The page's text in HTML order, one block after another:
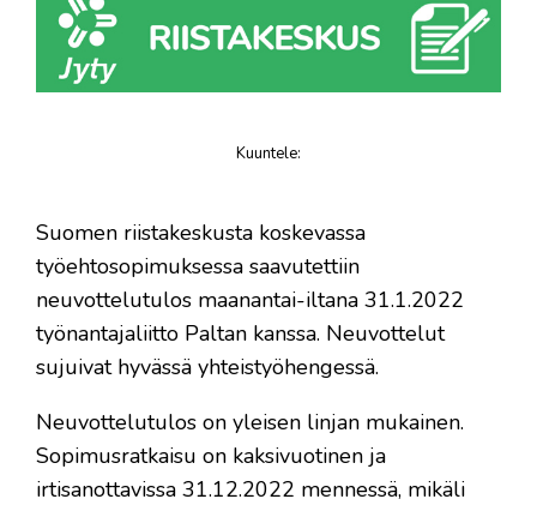
Kuuntele:
​Suomen riistakeskusta koskevassa
työehtosopimuksessa saavutettiin
neuvottelutulos maanantai-iltana 31.1.2022
työnantajaliitto Paltan kanssa. Neuvottelut
sujuivat hyvässä yhteistyöhengessä.
Neuvottelutulos on yleisen linjan mukainen.
Sopimusratkaisu on kaksivuotinen ja
irtisanottavissa 31.12.2022 mennessä, mikäli